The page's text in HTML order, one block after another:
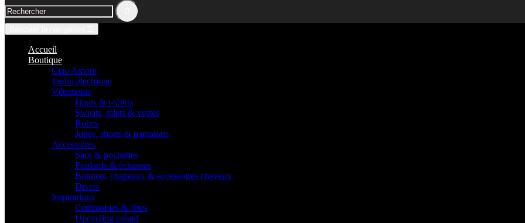
Accueil
Boutique
Ciao Amore
Jardin électrique
Vêtements
Hauts & t-shirts
Sweats, gilets & vestes
Robes
Jupes, shorts & pantalons
Accessoires
Sacs & pochettes
Foulards & écharpes
Bonnets, chapeaux & accessoires cheveux
Divers
Inspirations
Cérémonies & fêtes
Upcycling créatif